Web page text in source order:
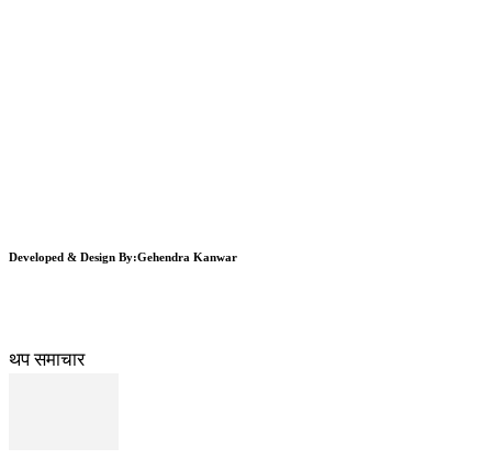
Developed & Design By:Gehendra Kanwar
थप समाचार